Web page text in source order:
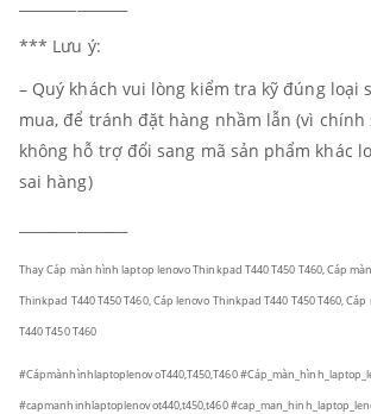
*** Lưu ý:
– Quý khách vui lòng kiểm tra kỹ đúng loại
mua, để tránh đặt hàng nhầm lẫn (vì chính
không hỗ trợ đổi sang mã sản phẩm khác
sai hàng)
Thay Cáp màn hình laptop lenovo Thinkpad T440 T450 T460, Cáp
Thinkpad T440 T450 T460, Cáp lenovo Thinkpad T440 T450 T460,
T440 T450 T460
#CápmànhìnhlaptoplenovoT440,T450,T460
#capmanhinhlaptoplenovot440,t450,t460